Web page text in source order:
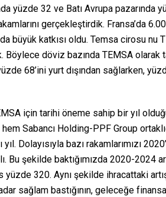
yüzde 32 ve Batı Avrupa pazarında
gerçekleştirdik. Fransa’da
büyük katkısı oldu. Temsa cirosu nu
Böylece döviz bazında TEMSA
68’ini yurt dışından sağlarken,
için tarihi öneme sahip bir yıl
hem Sabancı Holding-PPF Group
yıl. Dolayısıyla bazı rakamlarımızı
Bu şekilde baktığımızda 2020-
yüzde 320. Aynı şekilde ihracattaki
sağlam bastığının, geleceğe